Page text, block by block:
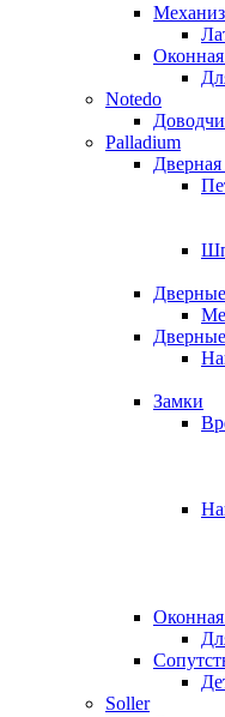
Notedo
Palladium
Замки
Soller